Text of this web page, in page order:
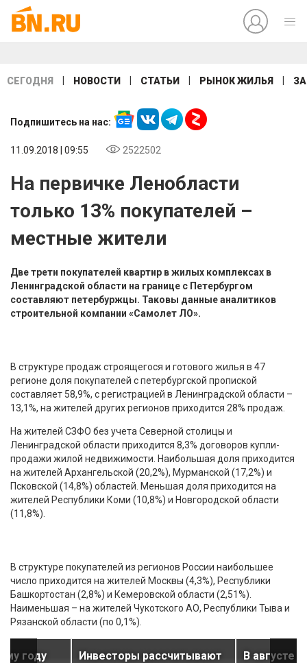
СЕГОДНЯ НОВОСТИ СТАТЬИ РЫНОК ЖИЛЬЯ
Подпишитесь на нас:
11.09.2018 | 09:55 2522502
На первичке Ленобласти
только 13% покупателей –
местные жители
Две трети покупателей квартир в жилых комплексах в
Ленинградской области на границе с Петербургом
составляют петербуржцы. Таковы данные аналитиков
строительной компании «Самолет ЛО».
В структуре продаж строящегося и готового жилья в 47
регионе доля покупателей с петербургской пропиской
составляет 58,9%, с регистрацией в Ленинградской области –
13,1%, на жителей других регионов приходится 28% продаж.
На жителей СЗФО без учета Северной столицы и
Ленинградской области приходится 8,3% договоров купли-
продажи жилой недвижимости. Наибольшая доля приходится
на жителей Архангельской (20,2%), Мурманской (17,2%) и
Псковской (14,8%) областей. Меньшая доля приходится на
жителей Республики Коми (10,8%) и Новгородской области
(11,8%).
В структуре покупателей из регионов России наибольшее
число приходится на жителей Москвы (4,3%), Республики
Башкортостан (2,8%) и Кемеровской области (2,51%).
Наименьшая – на жителей Чукотского АО, Республики Тыва и
Рязанской области (по 0,1%).
году
Инвесторы рассчитывают
В августе